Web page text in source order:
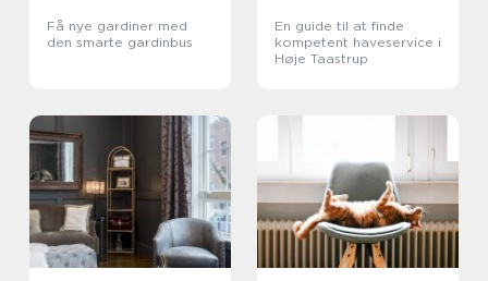
Få nye gardiner med
den smarte gardinbus
En guide til at finde
kompetent haveservice i
Høje Taastrup